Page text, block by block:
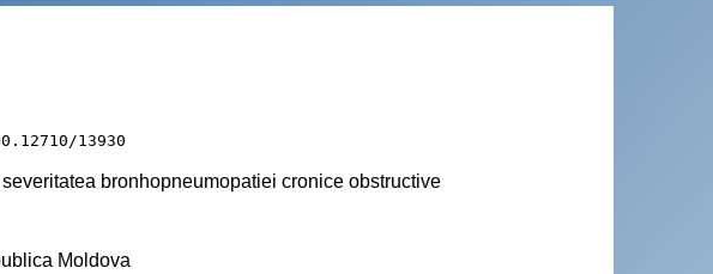
13930
bronhopneumopatiei cronice obstructive
Moldova